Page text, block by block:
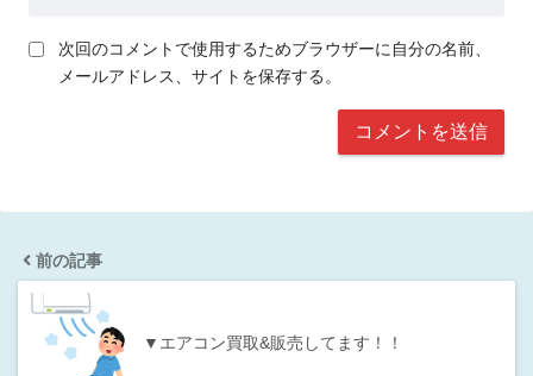
次回のコメントで使用するためブラウザーに自分の名前、
メールアドレス、サイトを保存する。
前の記事
▼エアコン買取&販売してます！！